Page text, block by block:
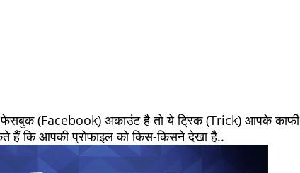
(Facebook) अकाउंट है तो ये ट्रिक (Trick) आपके काफी
कि आपकी प्रोफाइल को किस-किसने देखा है..